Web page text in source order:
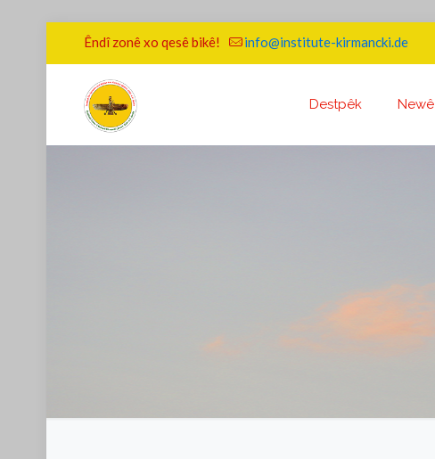
Êndî zonê xo qesê bikê! info@institute-kirmancki.de
Destpêk Newê